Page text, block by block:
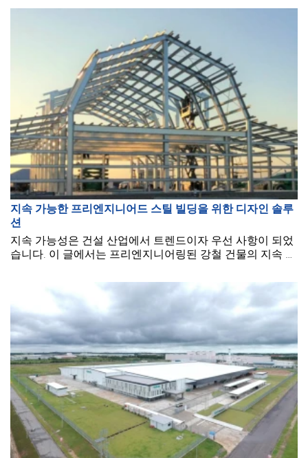
러한 유형의 주택은 여전히 매우 강한 트렌드를 유지하고 있
지속 가능한 프리엔지니어드 스틸 빌딩을 위한 디자인 솔루
션
지속 가능성은 건설 산업에서 트렌드이자 우선 사항이 되었
습니다. 이 글에서는 프리엔지니어링된 강철 건물의 지속 가